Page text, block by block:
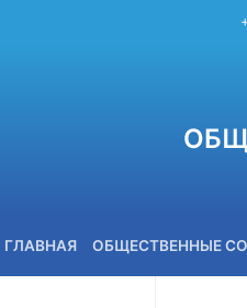
ГЛАВНАЯ ОБЩЕСТВЕННЫЕ